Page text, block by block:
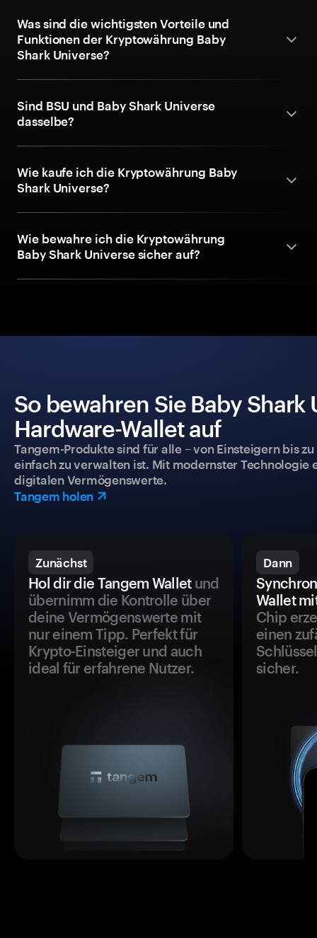
Was sind die wichtigsten Vorteile und
Funktionen der Kryptowährung Baby
Shark Universe?
Sind BSU und Baby Shark Universe
dasselbe?
Wie kaufe ich die Kryptowährung Baby
Shark Universe?
Wie bewahre ich die Kryptowährung
Baby Shark Universe sicher auf?
So bewahren Sie Baby
Hardware-Wallet auf
Tangem-Produkte sind für alle – von Einsteigern bis
einfach zu verwalten ist. Mit modernster
digitalen Vermögenswerte.
Tangem holen
Zunächst
Hol dir die Tangem Walletund
übernimm die Kontrolle über
deine Vermögenswerte mit
nur einem Tipp. Perfekt für
Krypto-Einsteiger und auch
ideal für erfahrene Nutzer.
Dann
Wallet
Chip
einen
sicher.